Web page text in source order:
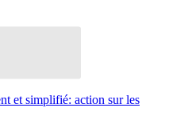
et simplifié: action sur les